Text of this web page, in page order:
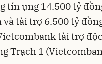
tín ụng 14.500 tỷ
tài trợ 6.500 tỷ
tài trợ
Trạch 1